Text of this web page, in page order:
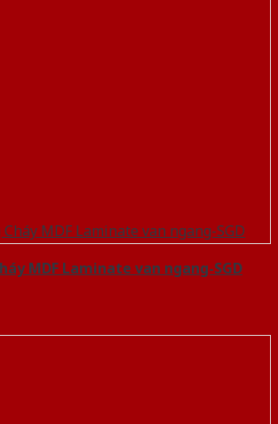
MDF Laminate van ngang-SGD